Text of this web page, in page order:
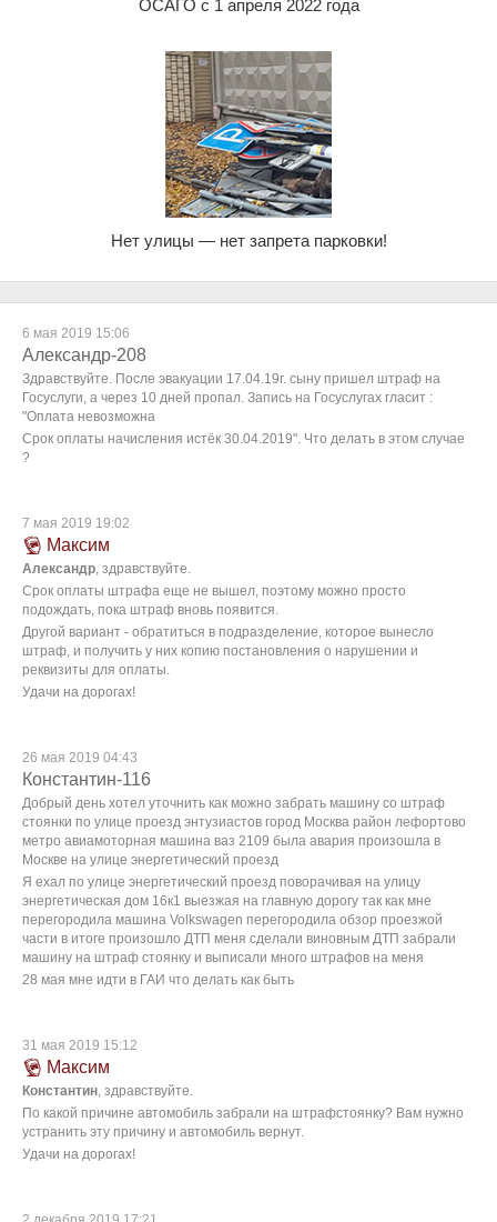
ОСАГО с 1 апреля 2022 года
Нет улицы — нет запрета парковки!
6 мая 2019 15:06
Александр-208
Здравствуйте. После эвакуации 17.04.19г. сыну пришел штраф на
Госуслуги, а через 10 дней пропал. Запись на Госуслугах гласит :
"Оплата невозможна
Срок оплаты начисления истёк 30.04.2019". Что делать в этом случае
?
7 мая 2019 19:02
Максим
Александр, здравствуйте.
Срок оплаты штрафа еще не вышел, поэтому можно просто
подождать, пока штраф вновь появится.
Другой вариант - обратиться в подразделение, которое вынесло
штраф, и получить у них копию постановления о нарушении и
реквизиты для оплаты.
Удачи на дорогах!
26 мая 2019 04:43
Константин-116
Добрый день хотел уточнить как можно забрать машину со штраф
стоянки по улице проезд энтузиастов город Москва район лефортово
метро авиамоторная машина ваз 2109 была авария произошла в
Москве на улице энергетический проезд
Я ехал по улице энергетический проезд поворачивая на улицу
энергетическая дом 16к1 выезжая на главную дорогу так как мне
перегородила машина Volkswagen перегородила обзор проезжой
части в итоге произошло ДТП меня сделали виновным ДТП забрали
машину на штраф стоянку и выписали много штрафов на меня
28 мая мне идти в ГАИ что делать как быть
31 мая 2019 15:12
Максим
Константин, здравствуйте.
По какой причине автомобиль забрали на штрафстоянку? Вам нужно
устранить эту причину и автомобиль вернут.
Удачи на дорогах!